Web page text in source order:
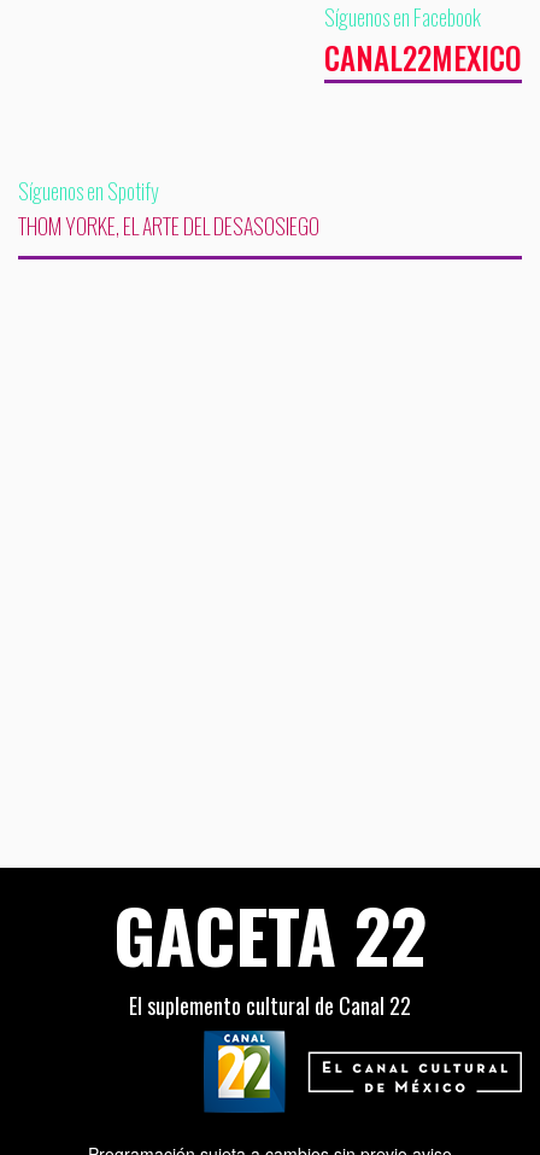
Síguenos en Facebook
CANAL22MEXICO
Síguenos en Spotify
THOM YORKE, EL ARTE DEL DESASOSIEGO
GACETA 22
El suplemento cultural de Canal 22